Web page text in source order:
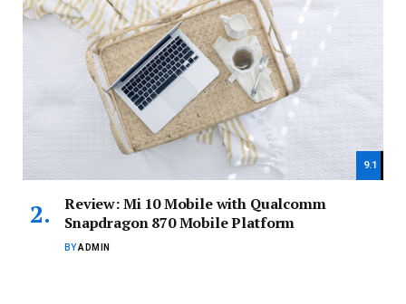
9.1
Review: Mi 10 Mobile with Qualcomm
Snapdragon 870 Mobile Platform
BYADMIN